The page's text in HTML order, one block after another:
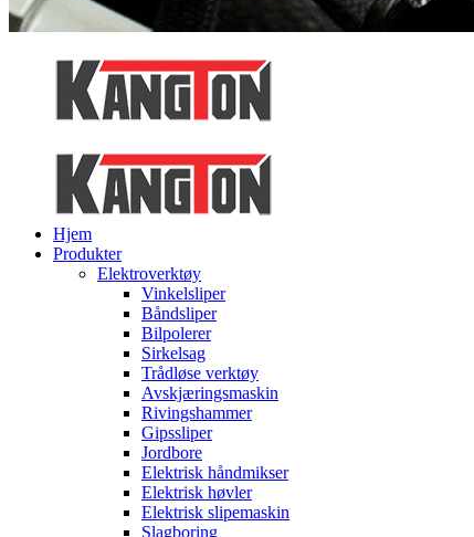
Hjem
Produkter
Elektroverktøy
Vinkelsliper
Båndsliper
Bilpolerer
Sirkelsag
Trådløse verktøy
Avskjæringsmaskin
Rivingshammer
Gipssliper
Jordbore
Elektrisk håndmikser
Elektrisk høvler
Elektrisk slipemaskin
Slagboring